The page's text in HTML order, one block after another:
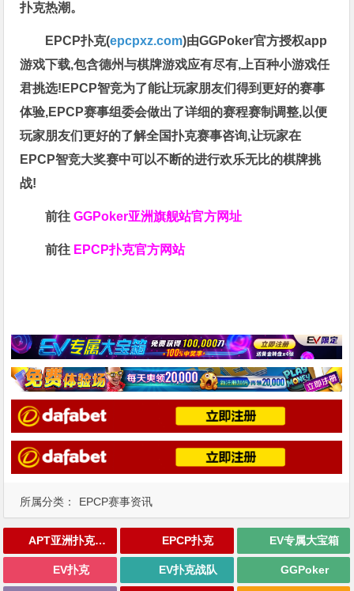
所属分类： EPCP赛事资讯
扑克热潮。
EPCP扑克(epcpxz.com)由GGPoker官方授权app
游戏下载,包含德州与棋牌游戏应有尽有,上百种小游戏任
君挑选!EPCP智竞为了能让玩家朋友们得到更好的赛事
体验,EPCP赛事组委会做出了详细的赛程赛制调整,以便
玩家朋友们更好的了解全国扑克赛事咨询,让玩家在
EPCP智竞大奖赛中可以不断的进行欢乐无比的棋牌挑
战!
前往GGPoker亚洲旗舰站官方网址
前往 EPCP扑克官方网站
APT亚洲扑克巡回赛 EPCP扑克 EV专属大宝箱
EV扑克 EV扑克战队 GGPoker